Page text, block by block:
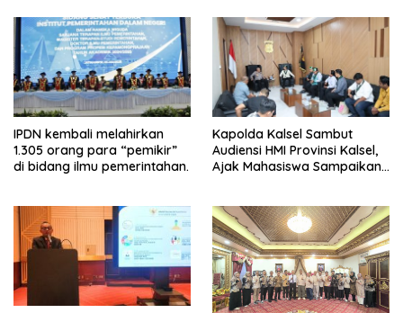
IPDN kembali melahirkan
1.305 orang para “pemikir”
di bidang ilmu pemerintahan.
Kapolda Kalsel Sambut
Audiensi HMI Provinsi Kalsel,
Ajak Mahasiswa Sampaikan